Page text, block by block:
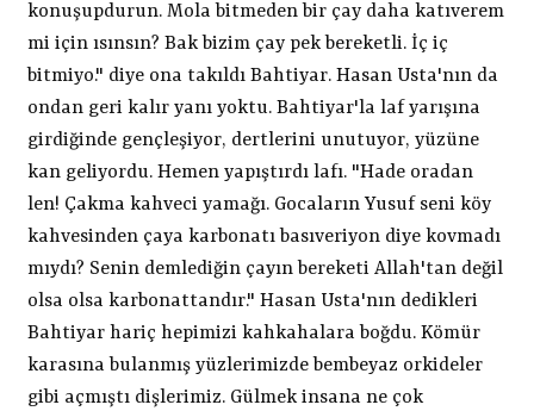
konuşupdurun. Mola bitmeden bir çay daha katıverem
mi için ısınsın? Bak bizim çay pek bereketli. İç iç
bitmiyo." diye ona takıldı Bahtiyar. Hasan Usta'nın da
ondan geri kalır yanı yoktu. Bahtiyar'la laf yarışına
girdiğinde gençleşiyor, dertlerini unutuyor, yüzüne
kan geliyordu. Hemen yapıştırdı lafı. "Hade oradan
len! Çakma kahveci yamağı. Gocaların Yusuf seni köy
kahvesinden çaya karbonatı basıveriyon diye kovmadı
mıydı? Senin demlediğin çayın bereketi Allah'tan değil
olsa olsa karbonattandır." Hasan Usta'nın dedikleri
Bahtiyar hariç hepimizi kahkahalara boğdu. Kömür
karasına bulanmış yüzlerimizde bembeyaz orkideler
gibi açmıştı dişlerimiz. Gülmek insana ne çok